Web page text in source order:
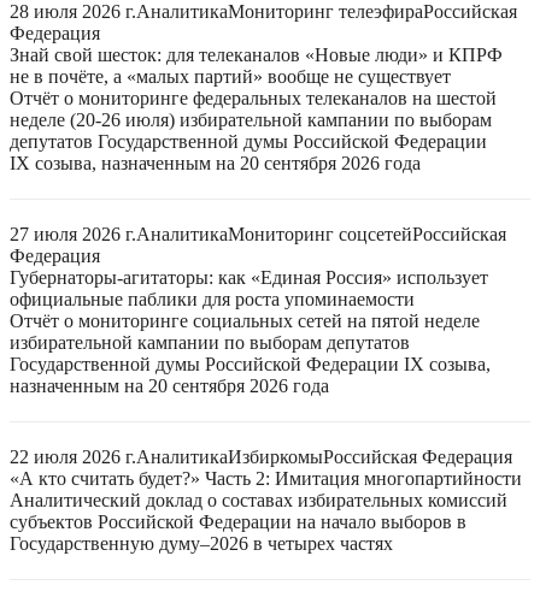
28 июля 2026 г.АналитикаМониторинг телеэфираРоссийская
Федерация
Знай свой шесток: для телеканалов «Новые люди» и КПРФ
не в почёте, а «малых партий» вообще не существует
Отчёт о мониторинге федеральных телеканалов на шестой
неделе (20-26 июля) избирательной кампании по выборам
депутатов Государственной думы Российской Федерации
IX созыва, назначенным на 20 сентября 2026 года
27 июля 2026 г.АналитикаМониторинг соцсетейРоссийская
Федерация
Губернаторы-агитаторы: как «Единая Россия» использует
официальные паблики для роста упоминаемости
Отчёт о мониторинге социальных сетей на пятой неделе
избирательной кампании по выборам депутатов
Государственной думы Российской Федерации IX созыва,
назначенным на 20 сентября 2026 года
22 июля 2026 г.АналитикаИзбиркомыРоссийская Федерация
«А кто считать будет?» Часть 2: Имитация многопартийности
Аналитический доклад о составах избирательных комиссий
субъектов Российской Федерации на начало выборов в
Государственную думу–2026 в четырех частях